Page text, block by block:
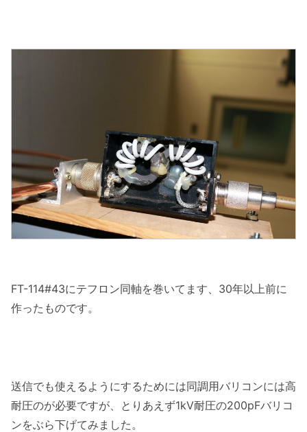
FT-114#43にテフロン同軸を巻いてます、30年以上前に
作ったものです。
送信でも使えるようにするためには同調用バリコンには高
耐圧のが必要ですが、とりあえず1kV耐圧の200pFバリコ
ンをぶら下げてみました。